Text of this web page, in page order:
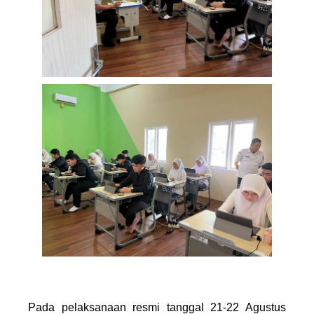
Pada pelaksanaan resmi tanggal 21-22 Agustus